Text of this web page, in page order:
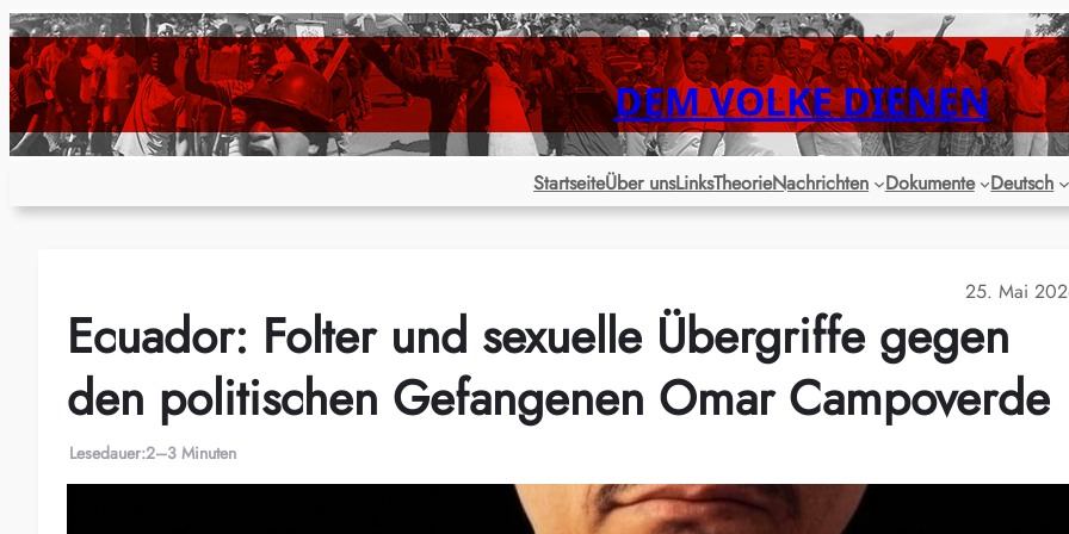
Zum
Inhalt
springen
DEM VOLKE DIENEN
StartseiteÜber unsLinksTheorieNachrichten Dokumente Deutsch
25. Mai
Ecuador: Folter und sexuelle Übergriffe gegen
den politischen Gefangenen Omar Campoverde
Lesedauer:2–3 Minuten